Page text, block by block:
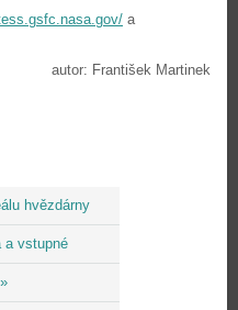
hvězdárny
a vstupné
a
autor: František Martinek